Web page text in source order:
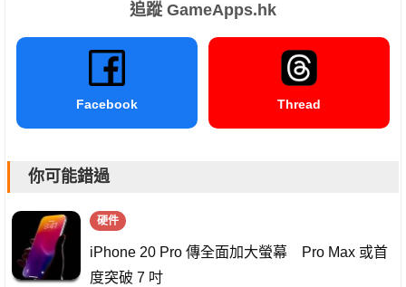
追蹤 GameApps.hk
Facebook Thread
你可能錯過
硬件
iPhone 20 Pro 傳全面加大螢幕 Pro Max 或首
度突破 7 吋